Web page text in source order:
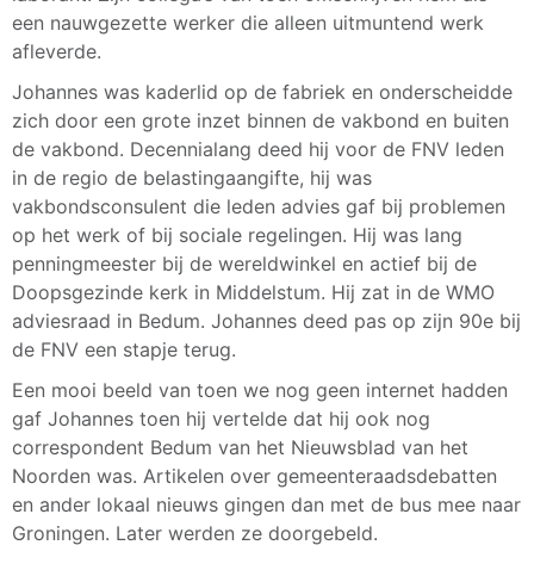
een nauwgezette werker die alleen uitmuntend werk
afleverde.
Johannes was kaderlid op de fabriek en onderscheidde
zich door een grote inzet binnen de vakbond en buiten
de vakbond. Decennialang deed hij voor de FNV leden
in de regio de belastingaangifte, hij was
vakbondsconsulent die leden advies gaf bij problemen
op het werk of bij sociale regelingen. Hij was lang
penningmeester bij de wereldwinkel en actief bij de
Doopsgezinde kerk in Middelstum. Hij zat in de WMO
adviesraad in Bedum. Johannes deed pas op zijn 90e bij
de FNV een stapje terug.
Een mooi beeld van toen we nog geen internet hadden
gaf Johannes toen hij vertelde dat hij ook nog
correspondent Bedum van het Nieuwsblad van het
Noorden was. Artikelen over gemeenteraadsdebatten
en ander lokaal nieuws gingen dan met de bus mee naar
Groningen. Later werden ze doorgebeld.